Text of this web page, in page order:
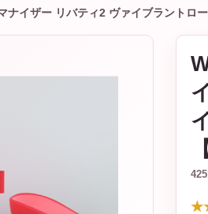
イザー リバティ2 ヴァイブラントロー